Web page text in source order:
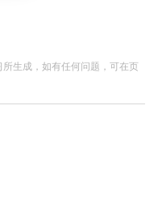
生成，如有任何问题，可在页